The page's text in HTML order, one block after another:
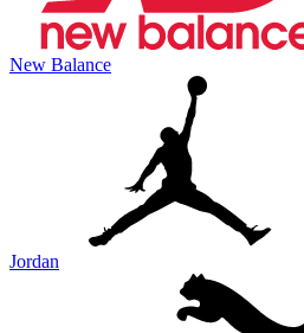
New Balance
Jordan